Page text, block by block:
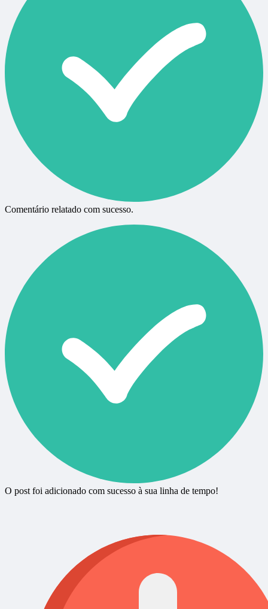
Comentário relatado com sucesso.
O post foi adicionado com sucesso à sua linha de tempo!